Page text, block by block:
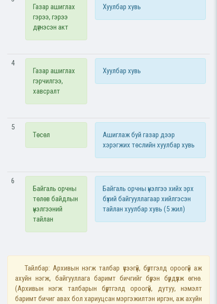
Газар ашиглах
гэрээ, гэрээ
дүгнэсэн акт
Хуулбар хувь
4
Газар ашиглах
гэрчилгээ,
хавсралт
Хуулбар хувь
5
Төсөл
Ашиглаж буй газар дээр
хэрэгжих төслийн хуулбар хувь
6
Байгаль орчны
төлөв байдлын
үнэлгээний
тайлан
Байгаль орчны үнэлгээ хийх эрх
бүхий байгууллагаар хийлгэсэн
тайлан хуулбар хувь (5 жил)
Тайлбар: Архивын нэгж талбар үүсээгүй, бүртгэлд ороогүй аж
ахуйн нэгж, байгууллага баримт бичгийг бүрэн бүрдүүлж өгнө.
(Архивын нэгж талбарын бүртгэлд ороогүй, дутуу, нэмэлт
баримт бичиг авах бол хариуцсан мэргэжилтэн иргэн, аж ахуйн